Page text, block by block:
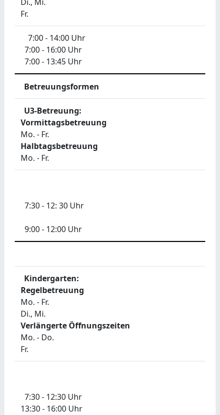
Fr.
7:00 - 14:00 Uhr
7:00 - 16:00 Uhr
7:00 - 13:45 Uhr
Betreuungsformen
U3-Betreuung:
Vormittagsbetreuung
Mo. - Fr.
Halbtagsbetreuung
Mo. - Fr.
7:30 - 12: 30 Uhr
9:00 - 12:00 Uhr
Kindergarten:
Regelbetreuung
Mo. - Fr.
Di., Mi.
Verlängerte Öffnungszeiten
Mo. - Do.
Fr.
7:30 - 12:30 Uhr
13:30 - 16:00 Uhr